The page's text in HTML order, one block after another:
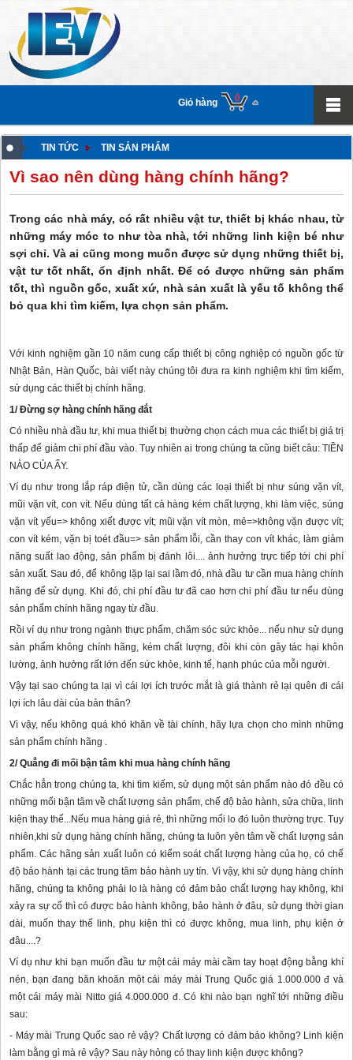
Giỏ hàng 0
TIN TỨC TIN SẢN PHẨM
Vì sao nên dùng hàng chính hãng?
Trong các nhà máy, có rất nhiều vật tư, thiết bị khác nhau, từ
những máy móc to như tòa nhà, tới những linh kiện bé như
sợi chỉ. Và ai cũng mong muốn được sử dụng những thiết bị,
vật tư tốt nhất, ổn định nhất. Để có được những sản phẩm
tốt, thì nguồn gốc, xuất xứ, nhà sản xuất là yếu tố không thể
bỏ qua khi tìm kiếm, lựa chọn sản phẩm.
Với kinh nghiệm gần 10 năm cung cấp thiết bị công nghiệp có nguồn gốc từ
Nhật Bản, Hàn Quốc, bài viết này chúng tôi đưa ra kinh nghiệm khi tìm kiếm,
sử dụng các thiết bị chính hãng.
1/ Đừng sợ hàng chính hãng đắt
Có nhiều nhà đầu tư, khi mua thiết bị thường chọn cách mua các thiết bị giá trị
thấp để giảm chi phí đầu vào. Tuy nhiên ai trong chúng ta cũng biết câu: TIỀN
NÀO CỦA ẤY.
Ví dụ như trong lắp ráp điện tử, cần dùng các loại thiết bị như súng vặn vít,
mũi vặn vít, con vít. Nếu dùng tất cả hàng kém chất lượng, khi làm việc, súng
vặn vít yếu=> không xiết được vít; mũi vặn vít mòn, mẻ=>không vặn được vít;
con vít kém, vặn bị toét đầu=> sản phẩm lỗi, cần thay con vít khác, làm giảm
năng suất lao động, sản phẩm bị đánh lôi.... ảnh hưởng trực tiếp tới chi phí
sản xuất. Sau đó, để không lặp lại sai lầm đó, nhà đầu tư cần mua hàng chính
hãng để sử dụng. Khi đó, chi phí đầu tư đã cao hơn chi phí đầu tư nếu dùng
sản phẩm chính hãng ngay từ đầu.
Rồi ví dụ như trong ngành thực phẩm, chăm sóc sức khỏe... nếu như sử dụng
sản phẩm không chính hãng, kém chất lượng, đôi khi còn gây tác hại khôn
lường, ảnh hưởng rất lớn đến sức khỏe, kinh tế, hạnh phúc của mỗi người.
Vậy tại sao chúng ta lại vì cái lợi ích trước mắt là giá thành rẻ lại quên đi cái
lợi ích lâu dài của bản thân?
Vì vậy, nếu không quá khó khăn về tài chính, hãy lựa chọn cho mình những
sản phẩm chính hãng .
2/ Quẳng đi mối bận tâm khi mua hàng chính hãng
Chắc hẳn trong chúng ta, khi tìm kiếm, sử dụng một sản phẩm nào đó đều có
những mối bận tâm về chất lượng sản phẩm, chế độ bảo hành, sửa chữa, linh
kiện thay thế...Nếu mua hàng giá rẻ, thì những mối lo đó luôn thường trực. Tuy
nhiên,khi sử dụng hàng chính hãng, chúng ta luôn yên tâm về chất lượng sản
phẩm. Các hãng sản xuất luôn có kiểm soát chất lượng hàng của họ, có chế
độ bảo hành tại các trung tâm bảo hành uy tín. Vì vậy, khi sử dụng hàng chính
hãng, chúng ta không phải lo là hàng có đảm bảo chất lượng hay không, khi
xảy ra sự cố thì có được bảo hành không, bảo hành ở đâu, sử dụng thời gian
dài, muốn thay thế linh, phụ kiện thì có được không, mua linh, phụ kiện ở
đâu....?
Ví dụ như khi bạn muốn đầu tư một cái máy mài cầm tay hoạt động bằng khí
nén, bạn đang băn khoăn một cái máy mài Trung Quốc giá 1.000.000 đ và
một cái máy mài Nitto giá 4.000.000 đ. Có khi nào bạn nghĩ tới những điều
sau:
- Máy mài Trung Quốc sao rẻ vậy? Chất lượng có đảm bảo không? Linh kiện
làm bằng gì mà rẻ vậy? Sau này hỏng có thay linh kiện được không?